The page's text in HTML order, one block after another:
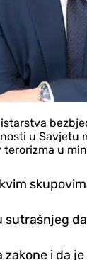
u
u
sutrašnjeg
i da